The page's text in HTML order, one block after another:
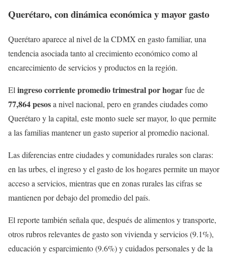
Querétaro, con dinámica económica y mayor gasto
Querétaro aparece al nivel de la CDMX en gasto familiar, una
tendencia asociada tanto al crecimiento económico como al
encarecimiento de servicios y productos en la región.
El ingreso corriente promedio trimestral por hogarfue de
77,864 pesosa nivel nacional, pero en grandes ciudades como
Querétaro y la capital, este monto suele ser mayor, lo que permite
a las familias mantener un gasto superior al promedio nacional.
Las diferencias entre ciudades y comunidades rurales son claras:
en las urbes, el ingreso y el gasto de los hogares permite un mayor
acceso a servicios, mientras que en zonas rurales las cifras se
mantienen por debajo del promedio del país.
El reporte también señala que, después de alimentos y transporte,
otros rubros relevantes de gasto son vivienda y servicios (9.1%),
educación y esparcimiento (9.6%) y cuidados personales y de la